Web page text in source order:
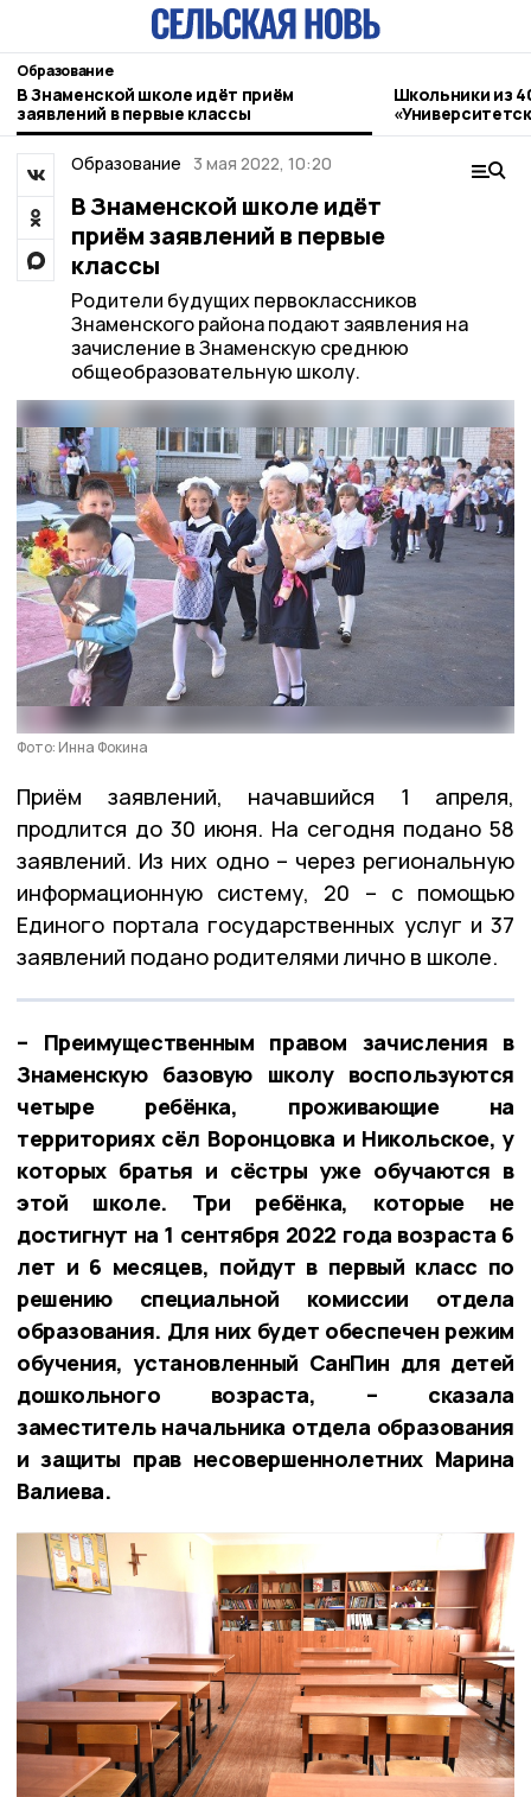
Образование
В Знаменской школе идёт приём
заявлений в первые классы
Школьники из
Державинский
Образование
3 мая 2022, 10:20
В Знаменской школе идёт
приём заявлений в первые
классы
Родители будущих первоклассников
Знаменского района подают заявления на
зачисление в Знаменскую среднюю
общеобразовательную школу.
Фото: Инна Фокина
Приём заявлений, начавшийся 1 апреля,
продлится до 30 июня. На сегодня подано 58
заявлений. Из них одно – через региональную
информационную систему, 20 – с помощью
Единого портала государственных услуг и 37
заявлений подано родителями лично в школе.
– Преимущественным правом зачисления в
Знаменскую базовую школу воспользуются
четыре ребёнка, проживающие на
территориях сёл Воронцовка и Никольское, у
которых братья и сёстры уже обучаются в
этой школе. Три ребёнка, которые не
достигнут на 1 сентября 2022 года возраста 6
лет и 6 месяцев, пойдут в первый класс по
решению специальной комиссии отдела
образования. Для них будет обеспечен режим
обучения, установленный СанПин для детей
дошкольного возраста, – сказала
заместитель начальника отдела образования
и защиты прав несовершеннолетних Марина
Валиева.